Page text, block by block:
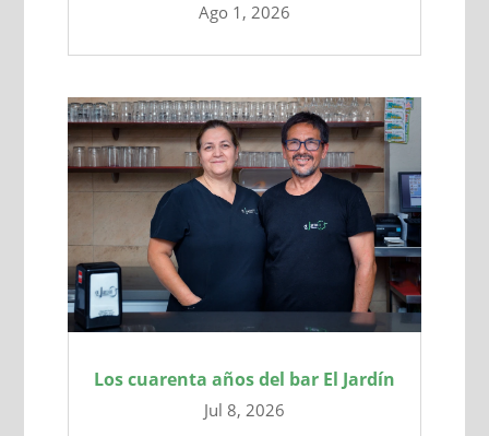
Ago 1, 2026
Los cuarenta años del bar El Jardín
Jul 8, 2026